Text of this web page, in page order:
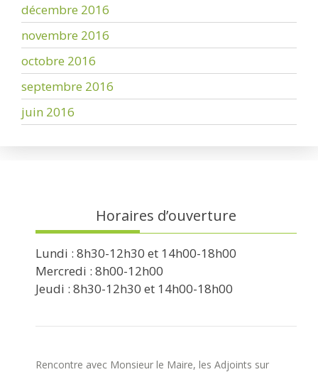
décembre 2016
novembre 2016
octobre 2016
septembre 2016
juin 2016
Horaires d’ouverture
Lundi : 8h30-12h30 et 14h00-18h00
Mercredi : 8h00-12h00
Jeudi : 8h30-12h30 et 14h00-18h00
Rencontre avec Monsieur le Maire, les Adjoints sur